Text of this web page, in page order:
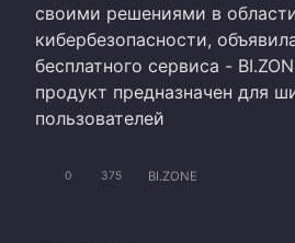
своими решениями в
кибербезопасности,
бесплатного сервиса -
продукт предназначен для
пользователей
0 375 BI.ZONE